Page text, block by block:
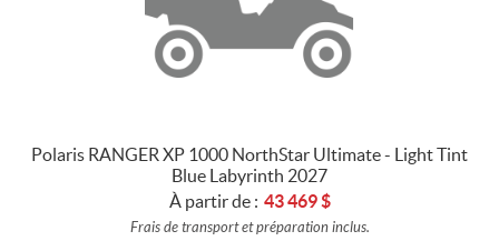
Polaris RANGER XP 1000 NorthStar Ultimate - Light Tint
Blue Labyrinth 2027
À partir de : 43 469$
Frais de transport et préparation inclus.